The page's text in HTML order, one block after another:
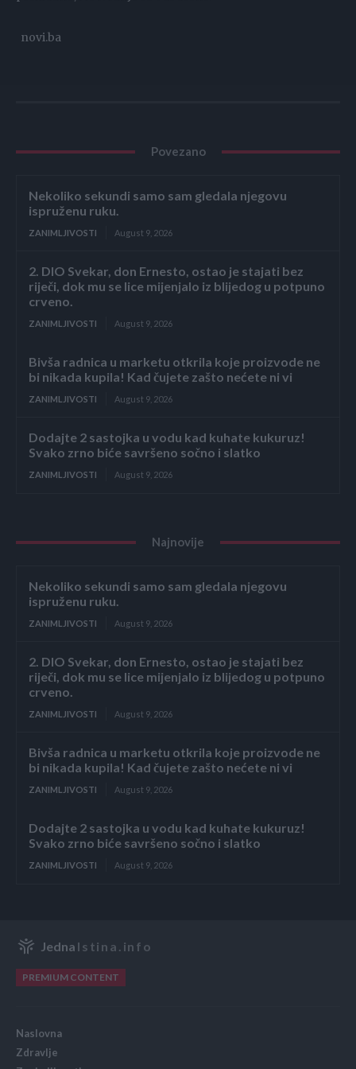
novi.ba
Povezano
Nekoliko sekundi samo sam gledala njegovu
ispruženu ruku.
ZANIMLJIVOSTI August 9, 2026
2. DIO Svekar, don Ernesto, ostao je stajati bez
riječi, dok mu se lice mijenjalo iz blijedog u potpuno
crveno.
ZANIMLJIVOSTI August 9, 2026
Bivša radnica u marketu otkrila koje proizvode ne
bi nikada kupila! Kad čujete zašto nećete ni vi
ZANIMLJIVOSTI August 9, 2026
Dodajte 2 sastojka u vodu kad kuhate kukuruz!
Svako zrno biće savršeno sočno i slatko
ZANIMLJIVOSTI August 9, 2026
Najnovije
Nekoliko sekundi samo sam gledala njegovu
ispruženu ruku.
ZANIMLJIVOSTI August 9, 2026
2. DIO Svekar, don Ernesto, ostao je stajati bez
riječi, dok mu se lice mijenjalo iz blijedog u potpuno
crveno.
ZANIMLJIVOSTI August 9, 2026
Bivša radnica u marketu otkrila koje proizvode ne
bi nikada kupila! Kad čujete zašto nećete ni vi
ZANIMLJIVOSTI August 9, 2026
Dodajte 2 sastojka u vodu kad kuhate kukuruz!
Svako zrno biće savršeno sočno i slatko
ZANIMLJIVOSTI August 9, 2026
Jedna Istina.info
PREMIUM CONTENT
Naslovna
Zdravlje